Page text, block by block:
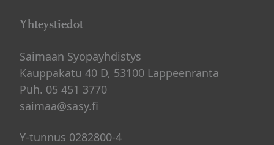
Yhteystiedot
Saimaan Syöpäyhdistys
Kauppakatu 40 D, 53100 Lappeenranta
Puh. 05 451 3770
saimaa@sasy.fi
Y-tunnus 0282800-4